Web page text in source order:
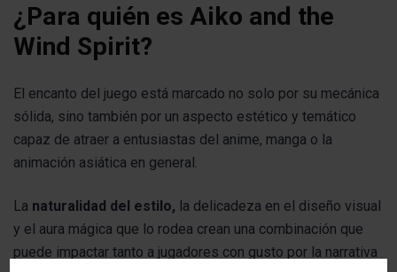
¿Para quién es Aiko and the
Wind Spirit?
El encanto del juego está marcado no solo por su mecánica
sólida, sino también por un aspecto estético y temático
capaz de atraer a entusiastas del anime, manga o la
animación asiática en general.
La naturalidad del estilo, la delicadeza en el diseño visual
y el aura mágica que lo rodea crean una combinación que
puede impactar tanto a jugadores con gusto por la narrativa